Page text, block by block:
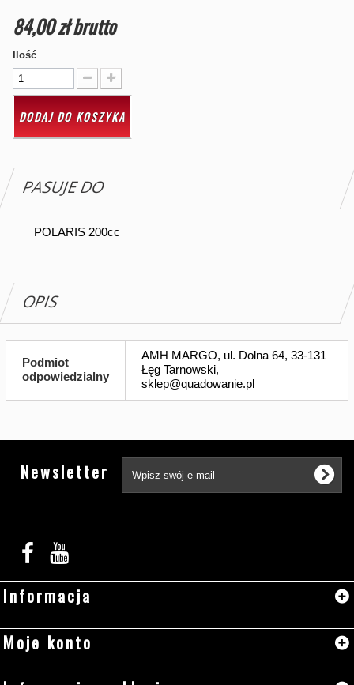
84,00 złbrutto
Ilość
DODAJ DO KOSZYKA
PASUJE DO
POLARIS 200cc
OPIS
Podmiot
odpowiedzialny
AMH MARGO, ul. Dolna 64, 33-131
Łęg Tarnowski,
sklep@quadowanie.pl
Newsletter
Informacja
Moje konto